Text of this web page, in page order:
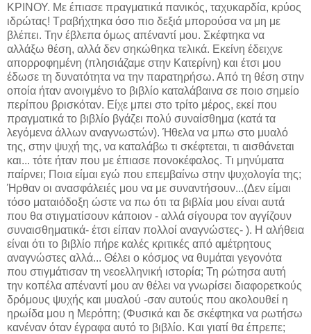
ΚΡΙΝΟΥ. Με έπιασε πραγματικά πανικός, ταχυκαρδία, κρύος
ιδρώτας! Τραβήχτηκα όσο πιο δεξιά μπορούσα να μη με
βλέπει. Την έβλεπα όμως απέναντί μου. Σκέφτηκα να
αλλάξω θέση, αλλά δεν σηκώθηκα τελικά. Εκείνη έδειχνε
απορροφημένη (πλησιάζαμε στην Κατερίνη) και έτσι μου
έδωσε τη δυνατότητα να την παρατηρήσω. Από τη θέση στην
οποία ήταν ανοιγμένο το βιβλίο καταλάβαινα σε ποιο σημείο
περίπου βρισκόταν. Είχε μπει στο τρίτο μέρος, εκεί που
πραγματικά το βιβλίο βγάζει πολύ συναίσθημα (κατά τα
λεγόμενα άλλων αναγνωστών). Ήθελα να μπω στο μυαλό
της, στην ψυχή της, να καταλάβω τι σκέφτεται, τι αισθάνεται
και... τότε ήταν που με έπιασε πονοκέφαλος. Τι μηνύματα
παίρνει; Ποια είμαι εγώ που επεμβαίνω στην ψυχολογία της;
Ήρθαν οι ανασφάλειές μου να με συναντήσουν...(Δεν είμαι
τόσο ματαιόδοξη ώστε να πω ότι τα βιβλία μου είναι αυτά
που θα στιγματίσουν κάποιον - αλλά σίγουρα τον αγγίζουν
συναισθηματικά- έτσι είπαν πολλοί αναγνώστες- ). Η αλήθεια
είναι ότι το βιβλίο πήρε καλές κριτικές από αμέτρητους
αναγνώστες αλλά... Θέλει ο κόσμος να θυμάται γεγονότα
που στιγμάτισαν τη νεοελληνική ιστορία; Τη ρώτησα αυτή
την κοπέλα απέναντί μου αν θέλει να γνωρίσει διαφορετκούς
δρόμους ψυχής και μυαλού -σαν αυτούς που ακολουθεί η
ηρωίδα μου η Μερόπη; (Φυσικά και δε σκέφτηκα να ρωτήσω
κανέναν όταν έγραφα αυτό το βιβλίο. Και γιατί θα έπρεπε;